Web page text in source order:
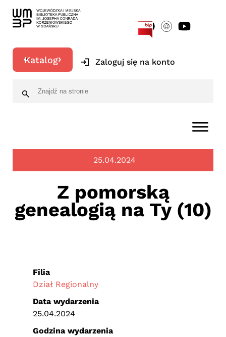
Katalog Zaloguj się na konto
25.04.2024
Z pomorską
genealogią na Ty (10)
Filia
Dział Regionalny
Data wydarzenia
25.04.2024
Godzina wydarzenia